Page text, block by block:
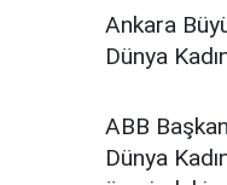
Ankara
Dünya
ABB
Dünya